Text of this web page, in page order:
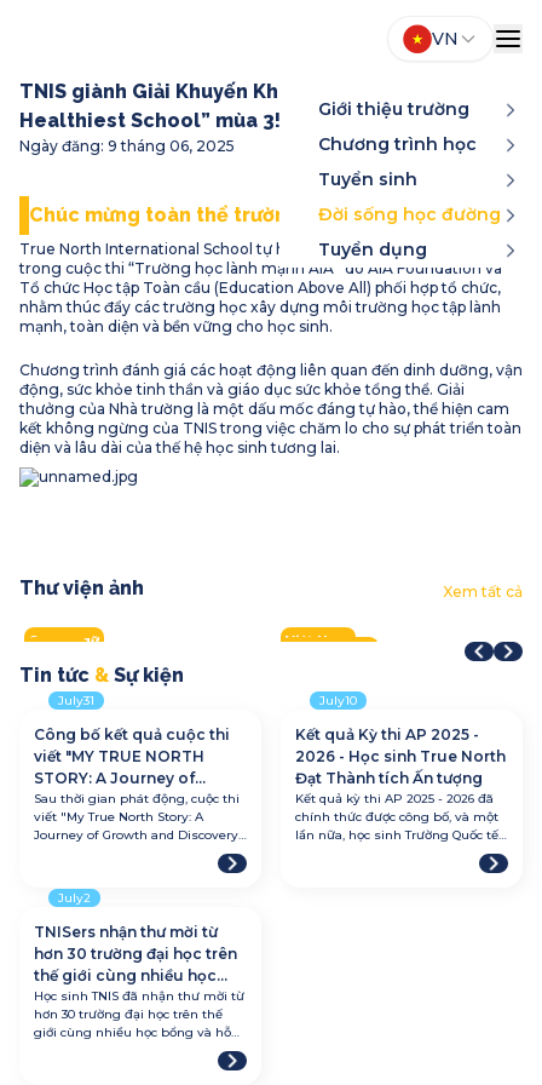
VN
Giới thiệu trường
Chương trình học
Tuyển sinh
Đời sống học đường
Tuyển dụng
TNIS giành Giải Khuyến Khích tại cuộc thi “AIA
Healthiest School” mùa 3!
Ngày đăng: 9 tháng 06, 2025
Chúc mừng toàn thể trường Quốc tế True North!
True North International School tự hào giành Giải Khuyến Khích
trong cuộc thi “Trường học lành mạnh AIA” do AIA Foundation và
Tổ chức Học tập Toàn cầu (Education Above All) phối hợp tổ chức,
nhằm thúc đẩy các trường học xây dựng môi trường học tập lành
mạnh, toàn diện và bền vững cho học sinh.
Chương trình đánh giá các hoạt động liên quan đến dinh dưỡng, vận
động, sức khỏe tinh thần và giáo dục sức khỏe tổng thể. Giải
thưởng của Nhà trường là một dấu mốc đáng tự hào, thể hiện cam
kết không ngừng của TNIS trong việc chăm lo cho sự phát triển toàn
diện và lâu dài của thế hệ học sinh tương lai.
Thư viện ảnh Xem tất cả
Year-End Award
Song ngữ
STEAM Fair + Shark Tank
Việt Nam
STEAM Fair 2026
VMDC 2026
Tin tức & Sự kiện
July31
Công bố kết quả cuộc thi
viết "MY TRUE NORTH
STORY: A Journey of
Growth and Discovery"
Sau thời gian phát động, cuộc thi
viết "My True North Story: A
Journey of Growth and Discovery"
đã chính thức khép lại với nhiều
bài dự thi giàu cảm xúc và đầy ý
nghĩa đến từ học sinh Trường
Quốc tế True North.
July10
Kết quả Kỳ thi AP 2025 -
2026 - Học sinh True North
Đạt Thành tích Ấn tượng
Kết quả kỳ thi AP 2025 - 2026 đã
chính thức được công bố, và một
lần nữa, học sinh Trường Quốc tế
True North đã tiếp tục khẳng định
năng lực học thuật nổi bật trên
July2
TNISers nhận thư mời từ
hơn 30 trường đại học trên
thế giới cùng nhiều học
bổng giá trị
Học sinh TNIS đã nhận thư mời từ
hơn 30 trường đại học trên thế
giới cùng nhiều học bổng và hỗ
trợ tài chính giá trị. Đây không chỉ
là thành quả của nỗ lực học tập